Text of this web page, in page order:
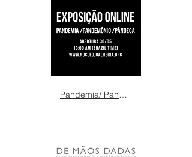
Pandemia/ Pandemônio/ Pândega